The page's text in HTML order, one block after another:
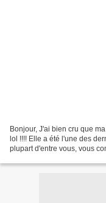
Bonjour, J'ai bien cru que
lol !!!! Elle a été l'une des
plupart d'entre vous, vous